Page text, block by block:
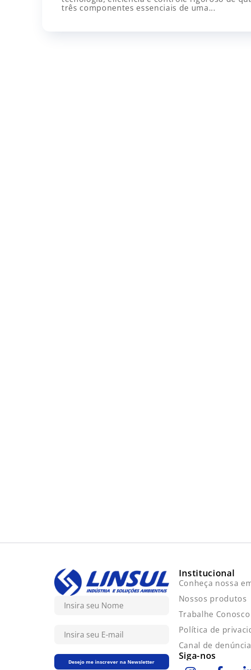
três componentes essenciais de uma...
Desejo me inscrever na Newsletter
Institucional
Conheça nossa
Nossos produtos
Trabalhe Conosco
Política de
Canal de denúncia
Siga-nos